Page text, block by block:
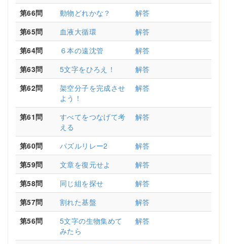
第66問
動物どれかな？
解答
第65問
血液大循環
解答
第64問
６本の遠沈管
解答
第63問
5文字をひろえ！
解答
第62問
架空分子を完成させ
よう！
解答
第61問
すべてをつなげて考
える
解答
第60問 パズルリレー2
解答
第59問
文章を復元せよ
解答
第58問
同じ組を探せ
解答
第57問
割れた基盤
解答
第56問
5文字の生物集めて
みたら
解答